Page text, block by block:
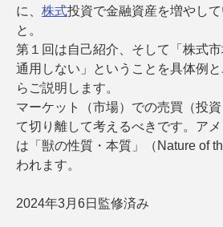
に、 株式投資で金融資産を増やし
と。
第１回は自己紹介、そして「株式
通用しない」ということを具体例
らご説明します。
マーケット（市場）での売買（投
て切り離して考えるべきです。ア
は「獣の性質・本質」（Nature of
われます。
2024年3月6日監修済み